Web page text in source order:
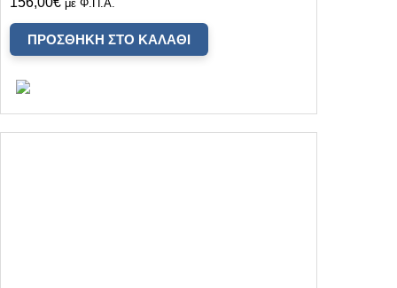
με Φ.Π.Α.
ΠΡΟΣΘΉΚΗ ΣΤΟ ΚΑΛΆΘΙ